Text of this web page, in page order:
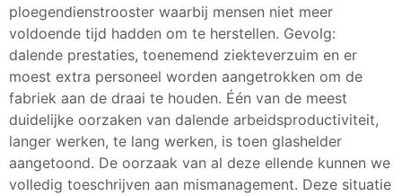
ploegendienstrooster waarbij mensen niet meer
voldoende tijd hadden om te herstellen. Gevolg:
dalende prestaties, toenemend ziekteverzuim en er
moest extra personeel worden aangetrokken om de
fabriek aan de draai te houden. Één van de meest
duidelijke oorzaken van dalende arbeidsproductiviteit,
langer werken, te lang werken, is toen glashelder
aangetoond. De oorzaak van al deze ellende kunnen we
volledig toeschrijven aan mismanagement. Deze situatie